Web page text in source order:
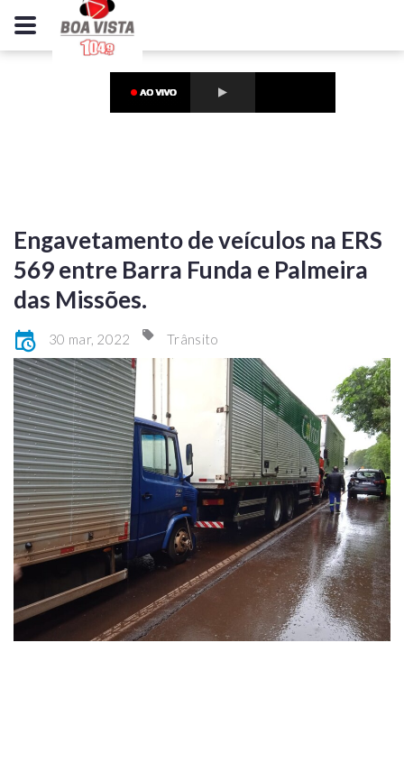
Engavetamento de veículos na ERS
569 entre Barra Funda e Palmeira
das Missões.
30 mar, 2022 Trânsito